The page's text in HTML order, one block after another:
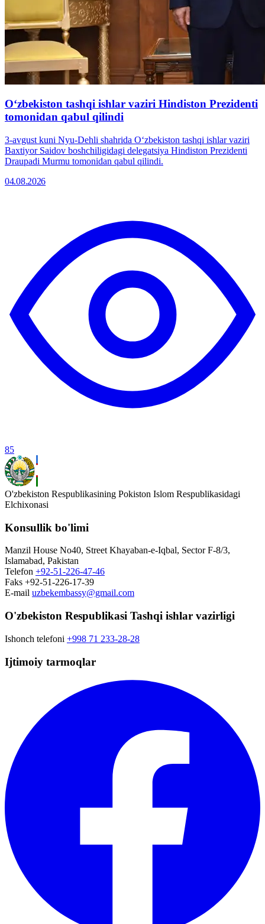
O‘zbekiston tashqi ishlar vaziri Hindiston Prezidenti
tomonidan qabul qilindi
3-avgust kuni Nyu-Dehli shahrida O‘zbekiston tashqi ishlar vaziri
Baxtiyor Saidov boshchiligidagi delegatsiya Hindiston Prezidenti
Draupadi Murmu tomonidan qabul qilindi.
04.08.2026
85
O'zbekiston Respublikasining Pokiston Islom Respublikasidagi
Elchixonasi
Konsullik bo'limi
Manzil House No40, Street Khayaban-e-Iqbal, Sector F-8/3,
Islamabad, Pakistan
Telefon +92-51-226-47-46
Faks +92-51-226-17-39
E-mail uzbekembassy@gmail.com
O'zbekiston Respublikasi Tashqi ishlar vazirligi
Ishonch telefoni +998 71 233-28-28
Ijtimoiy tarmoqlar